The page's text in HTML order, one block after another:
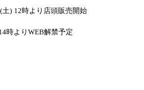
土) 12時より店頭販売開始
時よりWEB解禁予定